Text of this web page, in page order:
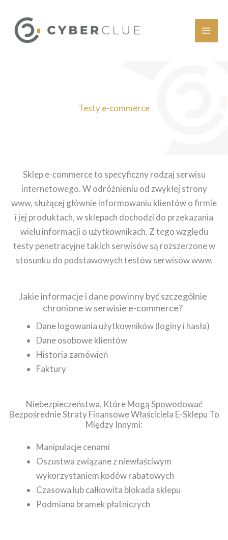
treści
Testy e-commerce
Sklep e-commerce to specyficzny rodzaj serwisu
internetowego. W odróżnieniu od zwykłej strony
www, służącej głównie informowaniu klientów o firmie
i jej produktach, w sklepach dochodzi do przekazania
wielu informacji o użytkownikach. Z tego względu
testy penetracyjne takich serwisów są rozszerzone w
stosunku do podstawowych testów serwisów www.
Jakie informacje i dane powinny być szczególnie
chronione w serwisie e-commerce?
Dane logowania użytkowników (loginy i hasła)
Dane osobowe klientów
Historia zamówień
Faktury
Niebezpieczeństwa, Które Mogą Spowodować
Bezpośrednie Straty Finansowe Właściciela E-Sklepu To
Między Innymi:
Manipulacje cenami
Oszustwa związane z niewłaściwym
wykorzystaniem kodów rabatowych
Czasowa lub całkowita blokada sklepu
Podmiana bramek płatniczych